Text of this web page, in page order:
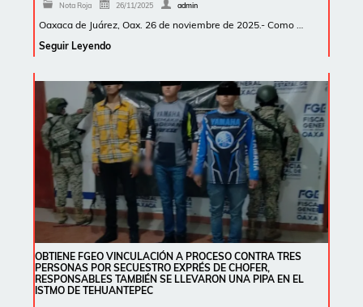
Nota Roja 26/11/2025 admin
Oaxaca de Juárez, Oax. 26 de noviembre de 2025.- Como …
Seguir Leyendo
OBTIENE FGEO VINCULACIÓN A PROCESO CONTRA TRES
PERSONAS POR SECUESTRO EXPRÉS DE CHOFER,
RESPONSABLES TAMBIÉN SE LLEVARON UNA PIPA EN EL
ISTMO DE TEHUANTEPEC